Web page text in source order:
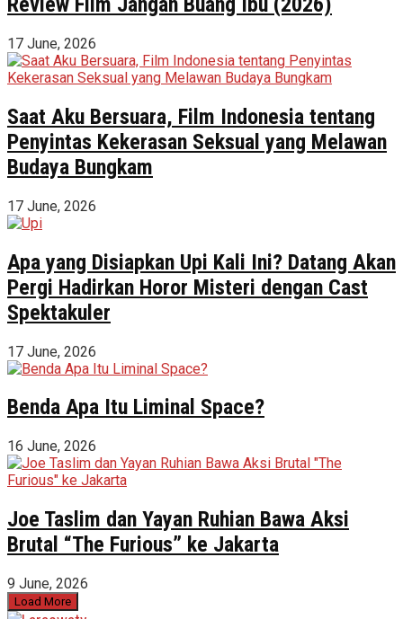
17 June, 2026
Saat Aku Bersuara, Film Indonesia tentang
Penyintas Kekerasan Seksual yang Melawan
Budaya Bungkam
17 June, 2026
Apa yang Disiapkan Upi Kali Ini? Datang Akan
Pergi Hadirkan Horor Misteri dengan Cast
Spektakuler
17 June, 2026
Benda Apa Itu Liminal Space?
16 June, 2026
Joe Taslim dan Yayan Ruhian Bawa Aksi
Brutal “The Furious” ke Jakarta
9 June, 2026
Load More